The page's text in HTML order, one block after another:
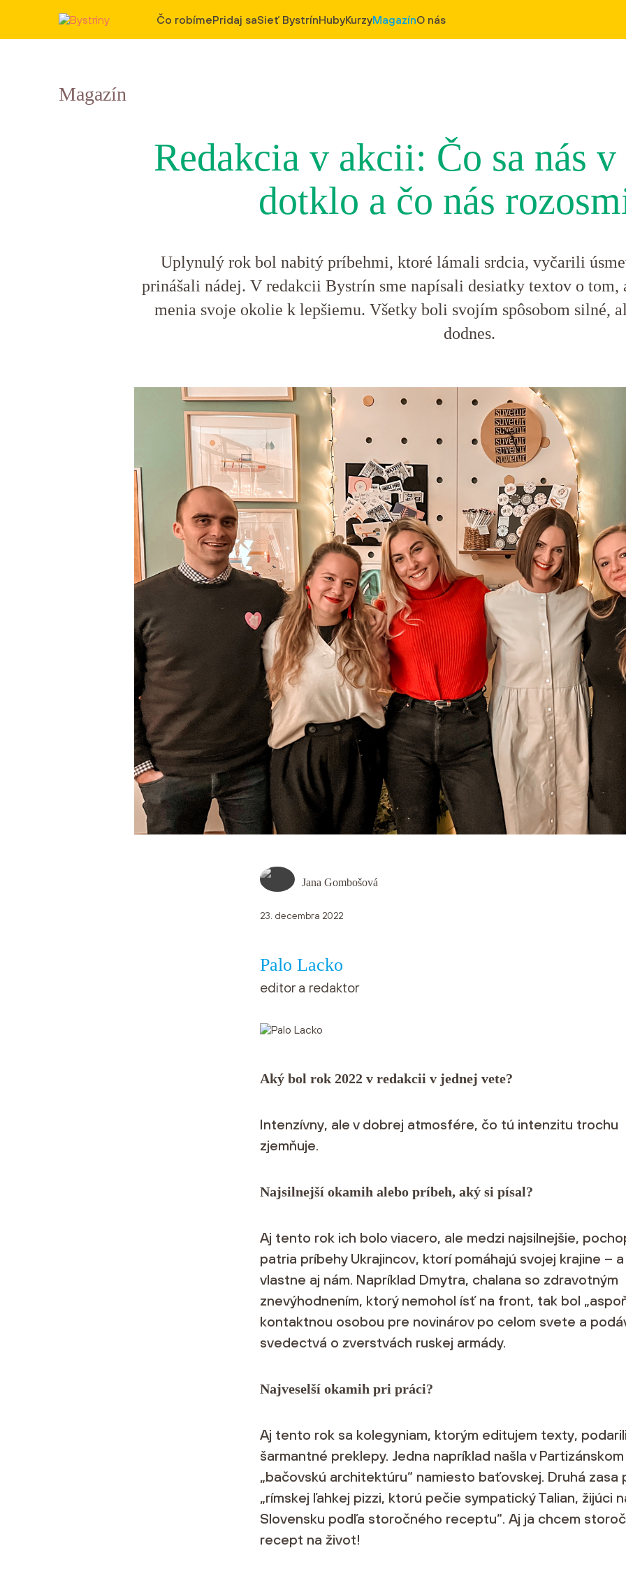
Čo robímePridaj saSieť BystrínHubyKurzyMagazínO nás
Magazín
Redakcia v akcii: Čo sa nás
dotklo a čo nás
Uplynulý rok bol nabitý príbehmi, ktoré lámali srdcia, vyčarili
prinášali nádej. V redakcii Bystrín sme napísali desiatky textov o
menia svoje okolie k lepšiemu. Všetky boli svojím spôsobom silné,
dodnes.
Jana Gombošová
23. decembra 2022
Palo Lacko
editor a redaktor
Aký bol rok 2022 v redakcii v jednej vete?
Intenzívny, ale v dobrej atmosfére, čo tú intenzitu trochu
zjemňuje.
Najsilnejší okamih alebo príbeh, aký si písal?
Aj tento rok ich bolo viacero, ale medzi najsilnejšie,
patria príbehy Ukrajincov, ktorí pomáhajú svojej krajine –
vlastne aj nám. Napríklad Dmytra, chalana so zdravotným
znevýhodnením, ktorý nemohol ísť na front, tak bol
kontaktnou osobou pre novinárov po celom svete a
svedectvá o zverstvách ruskej armády.
Najveselší okamih pri práci?
Aj tento rok sa kolegyniam, ktorým editujem texty, podarili
šarmantné preklepy. Jedna napríklad našla v Partizánskom
„bačovskú architektúru“ namiesto baťovskej. Druhá zasa
„rímskej ľahkej pizzi, ktorú pečie sympatický Talian, žijúci
Slovensku podľa storočného receptu“. Aj ja chcem
recept na život!